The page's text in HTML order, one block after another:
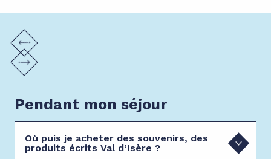
Pendant mon séjour
Où puis je acheter des souvenirs, des
produits écrits Val d’Isère ?